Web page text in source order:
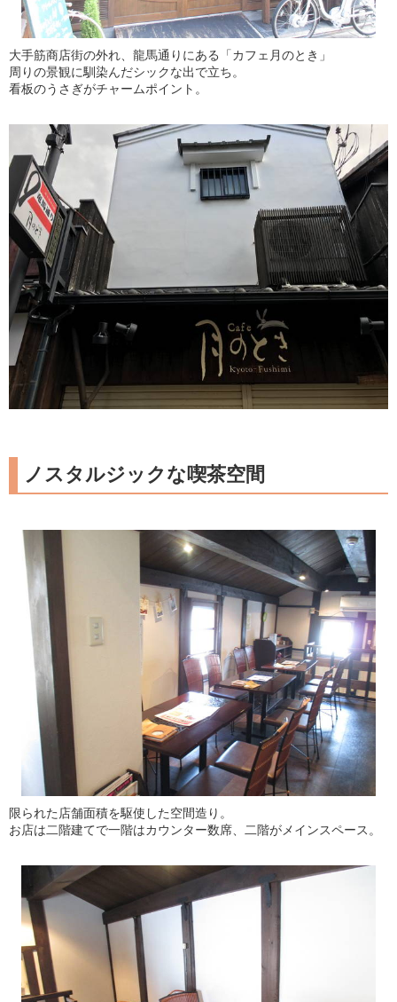
大手筋商店街の外れ、龍馬通りにある「カフェ月のとき」
周りの景観に馴染んだシックな出で立ち。
看板のうさぎがチャームポイント。
ノスタルジックな喫茶空間
限られた店舗面積を駆使した空間造り。
お店は二階建てで一階はカウンター数席、二階がメインスペース。